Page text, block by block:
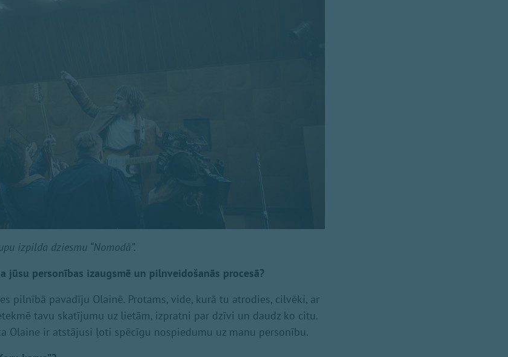
izpilda dziesmu “Nomodā”.
jūsu personības izaugsmē un pilnveidošanās procesā?
pilnībā pavadīju Olainē. Protams, vide, kurā tu atrodies, cilvēki, ar
tavu skatījumu uz lietām, izpratni par dzīvi un daudz ko citu.
Olaine ir atstājusi ļoti spēcīgu nospiedumu uz manu personību.